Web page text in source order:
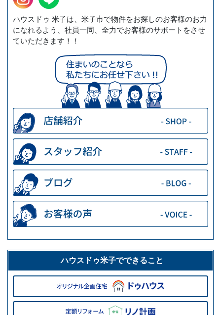
ハウスドゥ 米子は、米子市で物件をお探しのお客様のお力
になれるよう、社員一同、全力でお客様のサポートをさせ
ていただきます！！
ハウスドゥ米子でできること